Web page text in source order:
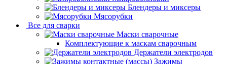
Блендеры и миксеры
Мясорубки
Все для сварки
Маски сварочные
Комплектующие к маскам сварочным
Держатели электродов
Зажимы